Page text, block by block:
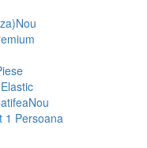
Nou
Nou
1 Persoana